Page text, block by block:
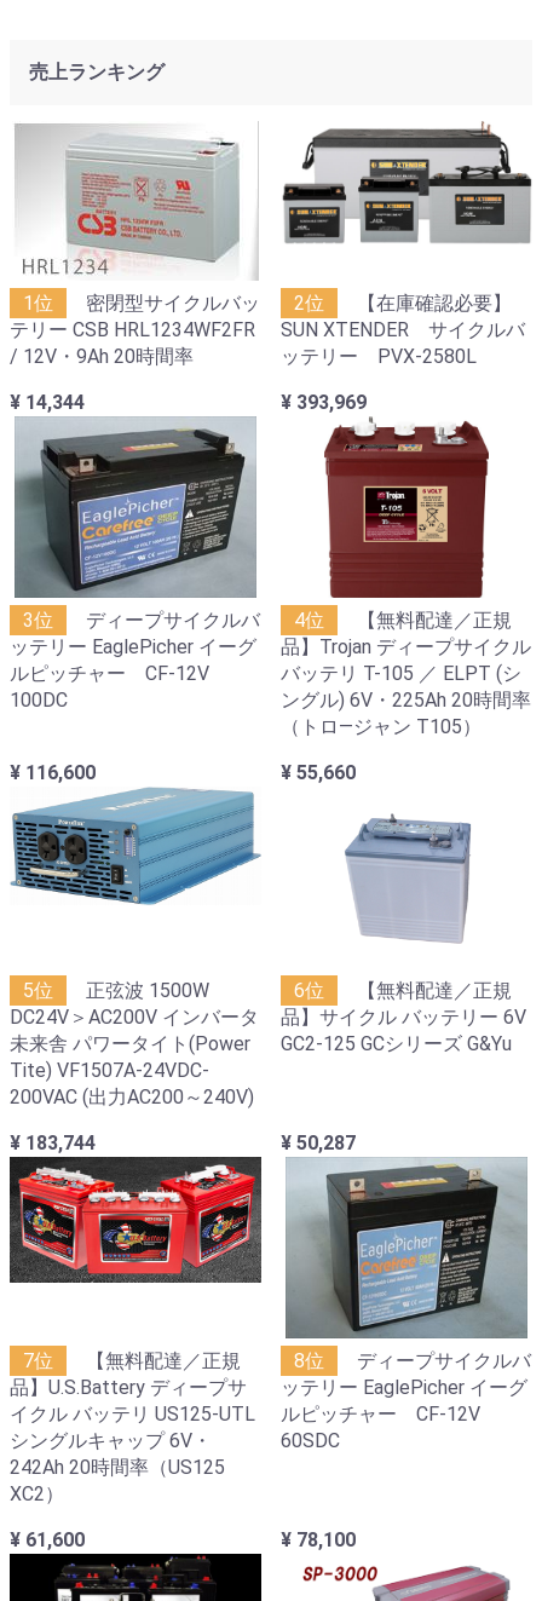
売上ランキング
1位
密閉型サイクルバッ
テリー CSB HRL1234WF2FR
/ 12V・9Ah 20時間率
¥ 14,344
2位
【在庫確認必要】
SUN XTENDER サイクルバ
ッテリー PVX-2580L
¥ 393,969
3位
ディープサイクルバ
ッテリー EaglePicher イーグ
ルピッチャー CF-12V
100DC
¥ 116,600
4位
【無料配達／正規
品】Trojan ディープサイクル
バッテリ T-105 ／ ELPT (シ
ングル) 6V・225Ah 20時間率
（トロ―ジャン T105）
¥ 55,660
5位
正弦波 1500W
DC24V＞AC200V インバータ
未来舎 パワータイト(Power
Tite) VF1507A-24VDC-
200VAC (出力AC200～240V)
¥ 183,744
6位
【無料配達／正規
品】サイクル バッテリー 6V
GC2-125 GCシリーズ G&Yu
¥ 50,287
7位
【無料配達／正規
品】U.S.Battery ディープサ
イクル バッテリ US125-UTL
シングルキャップ 6V・
242Ah 20時間率（US125
XC2）
¥ 61,600
8位
ディープサイクルバ
ッテリー EaglePicher イーグ
ルピッチャー CF-12V
60SDC
¥ 78,100